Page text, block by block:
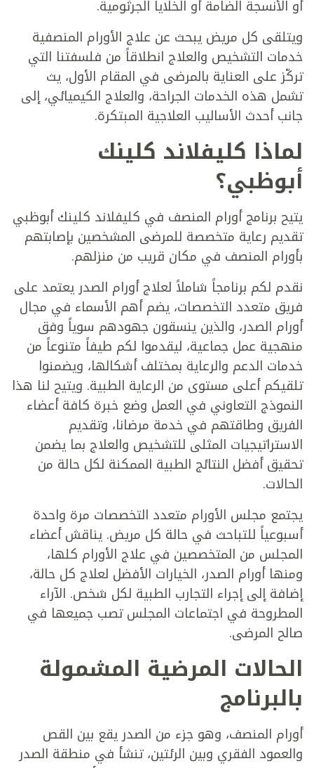
أو الأنسجة الضامة أو الخلايا الجرثومية.
ويتلقى كل مريض يبحث عن علاج الأورام المنصفية
خدمات التشخيص والعلاج انطلاقاً من فلسفتنا التي
تركّز على العناية بالمرضى في المقام الأول، يث
تشمل هذه الخدمات الجراحة، والعلاج الكيميائي، إلى
جانب أحدث الأساليب العلاجية المبتكرة.
لماذا كليفلاند كلينك
أبوظبي؟
يتيح برنامج أورام المنصف في كليفلاند كلينك أبوظبي
تقديم رعاية متخصصة للمرضى المشخصين بإصابتهم
بأورام المنصف في مكان قريب من منزلهم.
نقدم لكم برنامجاً شاملاً لعلاج أورام الصدر يعتمد على
فريق متعدد التخصصات، يضم أهم الأسماء في مجال
أورام الصدر، والذين ينسقون جهودهم سوياً وفق
منهجية عمل جماعية، ليقدموا لكم طيفاً متنوعاً من
خدمات الدعم والرعاية بمختلف أشكالها، ويضمنوا
تلقيكم أعلى مستوى من الرعاية الطبية. ويتيح لنا هذا
النموذج التعاوني في العمل وضع خبرة كافة أعضاء
الفريق وطاقتهم في خدمة مرضانا، وتقديم
الاستراتيجيات المثلى للتشخيص والعلاج بما يضمن
تحقيق أفضل النتائج الطبية الممكنة لكل حالة من
الحالات.
يجتمع مجلس الأورام متعدد التخصصات مرة واحدة
أسبوعياً للتباحث في حالة كل مريض. يناقش أعضاء
المجلس من المتخصصين في علاج الأورام كلها،
ومنها أورام الصدر، الخيارات الأفضل لعلاج كل حالة،
إضافة إلى إجراء التجارب الطبية لكل شخص. الآراء
المطروحة في اجتماعات المجلس تصب جميعها في
صالح المرضى.
الحالات المرضية المشمولة
بالبرنامج
أورام المنصف، وهو جزء من الصدر يقع بين القص
والعمود الفقري وبين الرئتين، تنشأ في منطقة الصدر